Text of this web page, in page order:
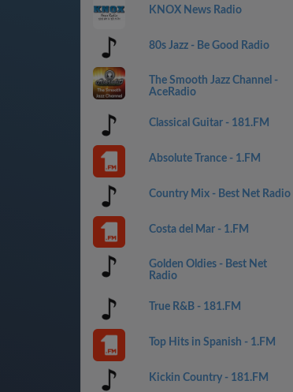
KNOX News Radio
80s Jazz - Be Good Radio
The Smooth Jazz Channel -
AceRadio
Classical Guitar - 181.FM
Absolute Trance - 1.FM
Country Mix - Best Net Radio
Costa del Mar - 1.FM
Golden Oldies - Best Net
Radio
True R&B - 181.FM
Top Hits in Spanish - 1.FM
Kickin Country - 181.FM